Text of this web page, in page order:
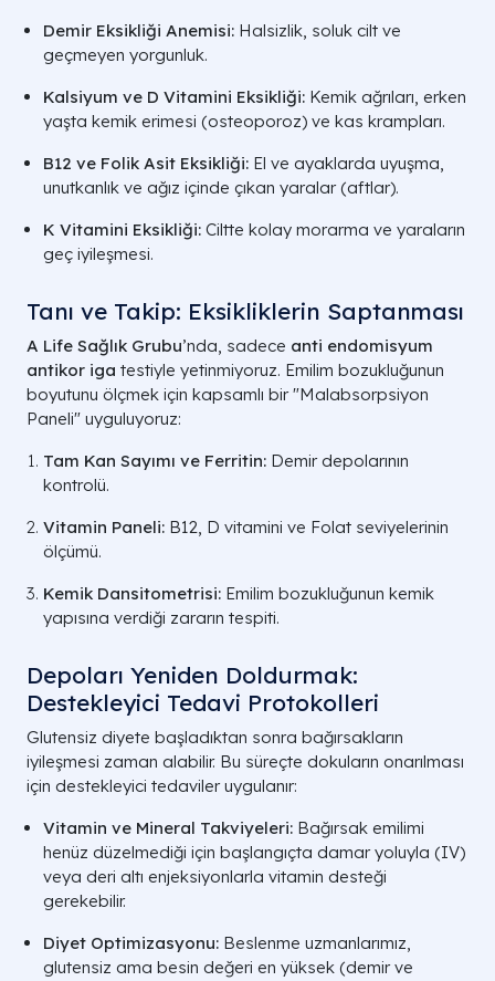
Demir Eksikliği Anemisi: Halsizlik, soluk cilt ve
geçmeyen yorgunluk.
Kalsiyum ve D Vitamini Eksikliği: Kemik ağrıları, erken
yaşta kemik erimesi (osteoporoz) ve kas krampları.
B12 ve Folik Asit Eksikliği: El ve ayaklarda uyuşma,
unutkanlık ve ağız içinde çıkan yaralar (aftlar).
K Vitamini Eksikliği: Ciltte kolay morarma ve yaraların
geç iyileşmesi.
Tanı ve Takip: Eksikliklerin Saptanması
A Life Sağlık Grubu’nda, sadece anti endomisyum
antikor iga testiyle yetinmiyoruz. Emilim bozukluğunun
boyutunu ölçmek için kapsamlı bir "Malabsorpsiyon
Paneli" uyguluyoruz:
Tam Kan Sayımı ve Ferritin: Demir depolarının
kontrolü.
Vitamin Paneli: B12, D vitamini ve Folat seviyelerinin
ölçümü.
Kemik Dansitometrisi: Emilim bozukluğunun kemik
yapısına verdiği zararın tespiti.
Depoları Yeniden Doldurmak:
Destekleyici Tedavi Protokolleri
Glutensiz diyete başladıktan sonra bağırsakların
iyileşmesi zaman alabilir. Bu süreçte dokuların onarılması
için destekleyici tedaviler uygulanır:
Vitamin ve Mineral Takviyeleri: Bağırsak emilimi
henüz düzelmediği için başlangıçta damar yoluyla (IV)
veya deri altı enjeksiyonlarla vitamin desteği
gerekebilir.
Diyet Optimizasyonu: Beslenme uzmanlarımız,
glutensiz ama besin değeri en yüksek (demir ve